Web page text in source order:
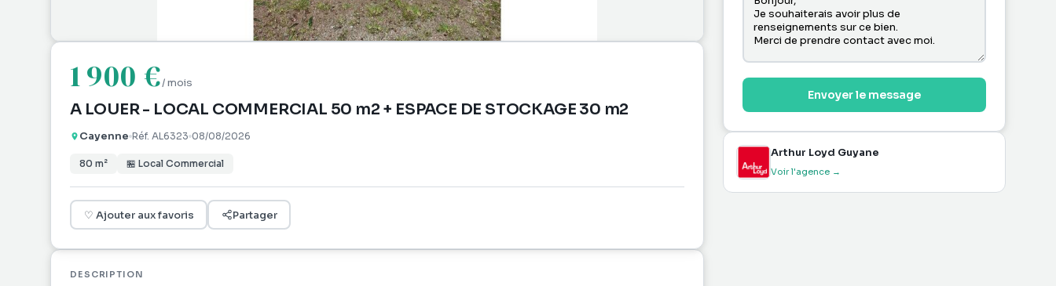
1 900 €/ mois
A LOUER - LOCAL COMMERCIAL 50 m2 + ESPACE DE STOCKAGE 30 m2
Cayenne Réf. AL6323 08/08/2026
80 m² 🏪 Local Commercial
♡ Ajouter aux favoris Partager
DESCRIPTION
Envoyer le message
Arthur Loyd Guyane
Voir l'agence →